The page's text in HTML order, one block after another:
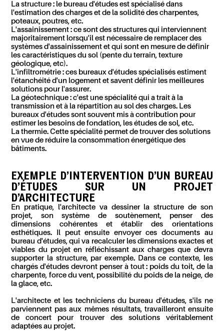
La structure : le bureau d'études est spécialisé dans
l'estimation des charges et de la solidité des charpentes,
poteaux, poutres, etc.
L'assainissement : ce sont des structures qui interviennent
majoritairement lorsqu'il est nécessaire de remplacer des
systèmes d'assainissement et qui sont en mesure de définir
les caractéristiques du sol (pente du terrain, texture
géologique, etc).
L'infiltrométrie : ces bureaux d'études spécialisés estiment
l'étanchéité d'un logement et savent définir les meilleures
solutions pour l'assurer.
La géotechnique : c'est une spécialité qui a trait à la
transmission et à la répartition au sol des charges. Les
bureaux d'études sont souvent mis à contribution pour
estimer les besoins de fondation, les études de sol, etc.
La thermie. Cette spécialité permet de trouver des solutions
en vue de réduire la consommation énergétique des
bâtiments.
EXEMPLE D'INTERVENTION D'UN BUREAU
D'ÉTUDES SUR UN PROJET
D'ARCHITECTURE
En pratique, l'architecte va dessiner la structure de son
projet, son système de soutènement, penser des
dimensions cohérentes et établir des orientations
esthétiques. Il peut ensuite envoyer ces documents au
bureau d'études, qui va recalculer les dimensions exactes et
viables du projet en réfléchissant aux charges que devra
supporter la structure, par exemple. Dans ce contexte, les
chargés d'études devront penser à tout : poids du toit, de la
charpente, force du vent, possibilité du poids de la neige, de
la glace, etc.
L'architecte et les techniciens du bureau d'études, s'ils ne
parviennent pas aux mêmes résultats, travailleront ensuite
de concert pour trouver des solutions véritablement
adaptées au projet.